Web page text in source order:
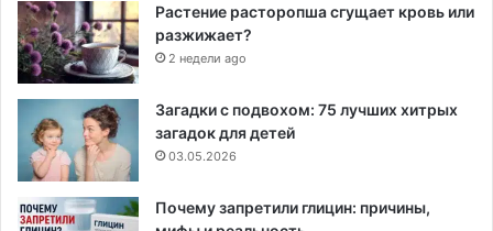
Растение расторопша сгущает кровь или
разжижает?
2 недели ago
Загадки с подвохом: 75 лучших хитрых
загадок для детей
03.05.2026
Почему запретили глицин: причины,